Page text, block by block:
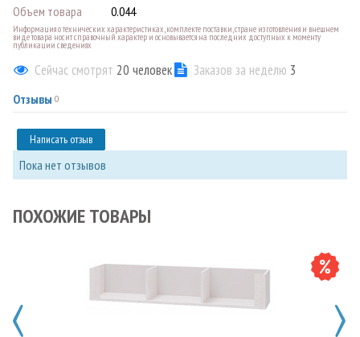
Объем товара
0.044
Информация о технических характеристиках, комплекте поставки, стране изготовления и внешнем
виде товара носит справочный характер и основывается на последних доступных к моменту
публикации сведениях
Сейчас смотрят 20 человек Заказов за неделю 3
Отзывы 0
Написать отзыв
Пока нет отзывов
ПОХОЖИЕ ТОВАРЫ